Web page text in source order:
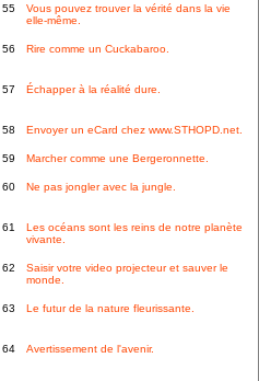
55
Vous pouvez trouver la vérité dans la vie
elle-même.
56 Rire comme un Cuckabaroo.
57 Échapper à la réalité dure.
58 Envoyer un eCard chez www.STHOPD.net.
59 Marcher comme une Bergeronnette.
60 Ne pas jongler avec la jungle.
61
Les océans sont les reins de notre planète
vivante.
62
Saisir votre video projecteur et sauver le
monde.
63 Le futur de la nature fleurissante.
64 Avertissement de l'avenir.